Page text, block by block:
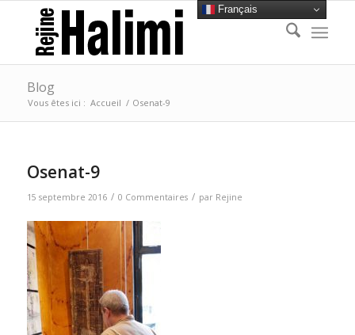
Blog
Vous êtes ici : Accueil / Osenat-9
Osenat-9
15 septembre 2016 / 0 Commentaires / par Rejine
Français